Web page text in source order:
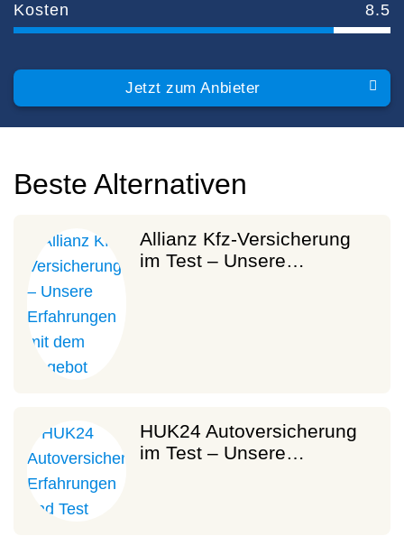
Kosten 8.5
Jetzt zum Anbieter
Beste Alternativen
Allianz Kfz-Versicherung
im Test – Unsere…
HUK24 Autoversicherung
im Test – Unsere…